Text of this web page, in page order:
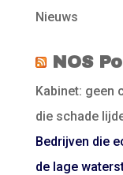
Nieuws
NOS
Kabinet: geen
die schade
Bedrijven die
de lage